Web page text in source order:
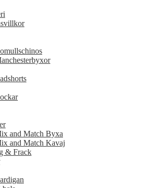
and Match Byxa
and Match Kavaj
& Frack